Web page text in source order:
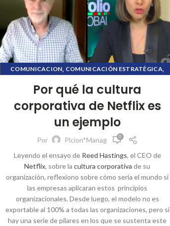
COMUNICACION, COMUNICACIÓN ESTRATÉGICA,
ETHICSMATTER PL COMUNICACIÓN
PROPÓSITO CORPORATIVO,PUBLIC RELATIONS,
RELACIONES PÚBLICAS,REPUTACIÓN
REPUTACIÓN CORPORATIVA
STORYTELLING UNIVERSIDAD PANAMERICANA
VILLAFANE&ASOCIADOS
Por qué la cultura
corporativa de Netflix es
un ejemplo
Por Plcion*Manag 0
Leyendo el ensayo de Reed Hastings, el CEO de
Netflix, sobre la cultura corporativa de su
organización, reflexiono sobre cómo sería el mundo si
las empresas aplicaran estos principios
organizacionales. Desde luego, el modelo no es
exportable al 100% a todas las organizaciones, pero sí
hay una serie de pilares en los que se sustenta este